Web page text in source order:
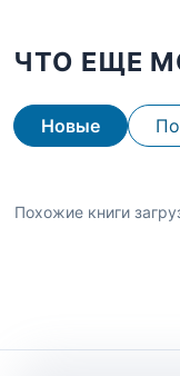
ЧТО ЕЩЕ
Новые
Похожие книги